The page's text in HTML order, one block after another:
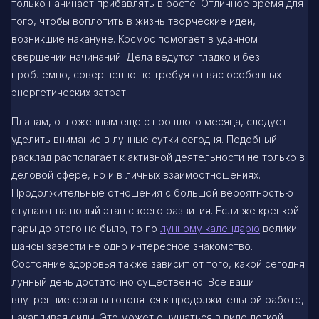
только начинает прибавлять в росте. Отличное время для
того, чтобы воплотить в жизнь творческие идеи,
возникшие накануне. Космос помогает в удачном
свершении начинаний. Дела ведутся гладко и без
проблемно, совершенно не требуя от вас особенных
энергетических затрат.
Планам, отложенным еще с прошлого месяца, следует
уделить внимание в лунные сутки сегодня. Подобный
расклад располагает к активной деятельности не только в
деловой сфере, но и в личных взаимоотношениях.
Продолжительные отношения с большой вероятностью
ступают на новый этап своего развития. Если же крепкой
пары до этого не было, то по лунному календарю велики
шансы завести не одно интересное знакомство.
Состояние здоровья также зависит от того, какой сегодня
лунный день достаточно существенно. Все ваши
внутренние органы готовятся к продолжительной работе,